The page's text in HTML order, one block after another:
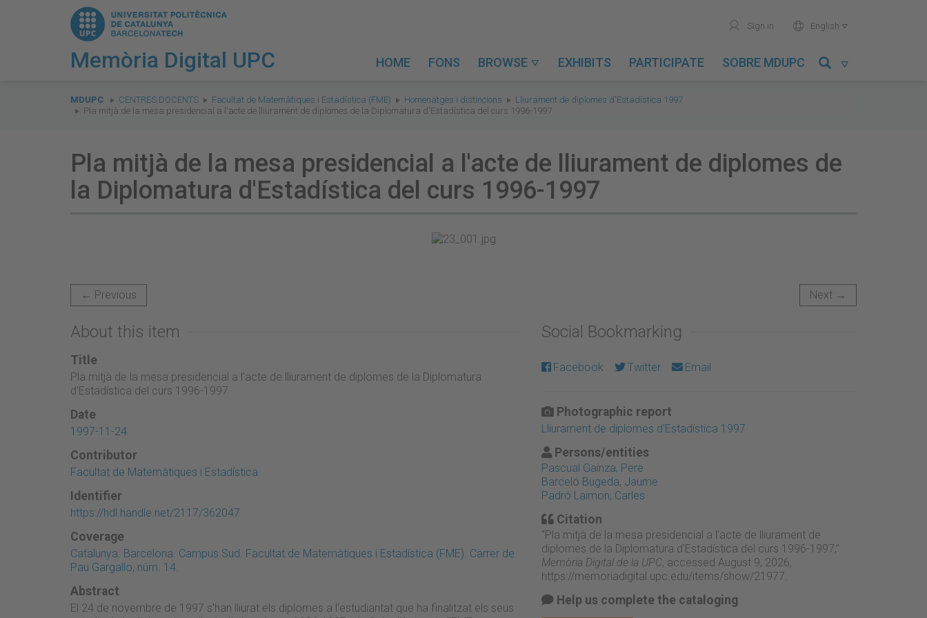
Memòria Digital UPC
user Sign in world English 
HOME FONS BROWSE  EXHIBITS PARTICIPATE SOBRE MDUPC 
are
here:
MDUPC CENTRES DOCENTS Facultat de Matemàtiques i Estadística (FME) Homenatges i distincions
Lliurament de diplomes d'Estadística 1997
Pla mitjà de la mesa presidencial a l'acte de lliurament de diplomes de la Diplomatura d'Estadística del curs 1996-1997
Pla mitjà de la mesa presidencial a l'acte de lliurament de diplomes de
la Diplomatura d'Estadística del curs 1996-1997
← Previous Next →
About this item
Title
Pla mitjà de la mesa presidencial a l'acte de lliurament de diplomes de la Diplomatura
d'Estadística del curs 1996-1997
Date
1997-11-24
Contributor
Facultat de Matemàtiques i Estadística
Identifier
https://hdl.handle.net/2117/362047
Coverage
Catalunya. Barcelona. Campus Sud. Facultat de Matemàtiques i Estadística (FME). Carrer de
Pau Gargallo, núm. 14.
Abstract
El 24 de novembre de 1997 s'han lliurat els diplomes a l'estudiantat que ha finalitzat els seus
Social Bookmarking
Facebook Twitter Email
Photographic report
Lliurament de diplomes d'Estadística 1997
Persons/entities
Pascual Gainza, Pere
Barceló Bugeda, Jaume
Padró Laimon, Carles
Citation
“Pla mitjà de la mesa presidencial a l'acte de lliurament de
diplomes de la Diplomatura d'Estadística del curs 1996-1997,”
Memòria Digital de la UPC, accessed August 9, 2026,
https://memoriadigital.upc.edu/items/show/21977
Help us complete the cataloging